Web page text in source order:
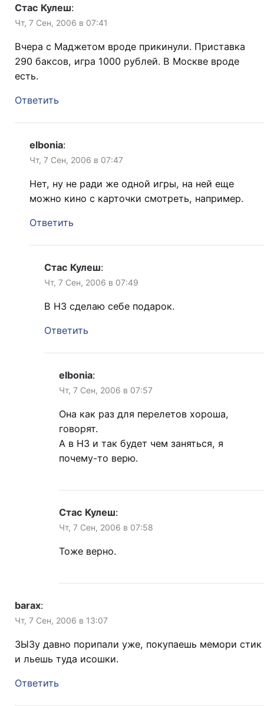
Стас Кулеш:
Чт, 7 Сен, 2006 в 07:41
Вчера с Маджетом вроде прикинули. Приставка
290 баксов, игра 1000 рублей. В Москве вроде
есть.
Ответить
elbonia:
Чт, 7 Сен, 2006 в 07:47
Нет, ну не ради же одной игры, на ней еще
можно кино с карточки смотреть, например.
Ответить
Стас Кулеш:
Чт, 7 Сен, 2006 в 07:49
В НЗ сделаю себе подарок.
Ответить
elbonia:
Чт, 7 Сен, 2006 в 07:57
Она как раз для перелетов хороша,
говорят.
А в НЗ и так будет чем заняться, я
почему-то верю.
Стас Кулеш:
Чт, 7 Сен, 2006 в 07:58
Тоже верно.
barax:
Чт, 7 Сен, 2006 в 13:07
ЗЫЗу давно порипали уже, покупаешь мемори стик
и льешь туда исошки.
Ответить